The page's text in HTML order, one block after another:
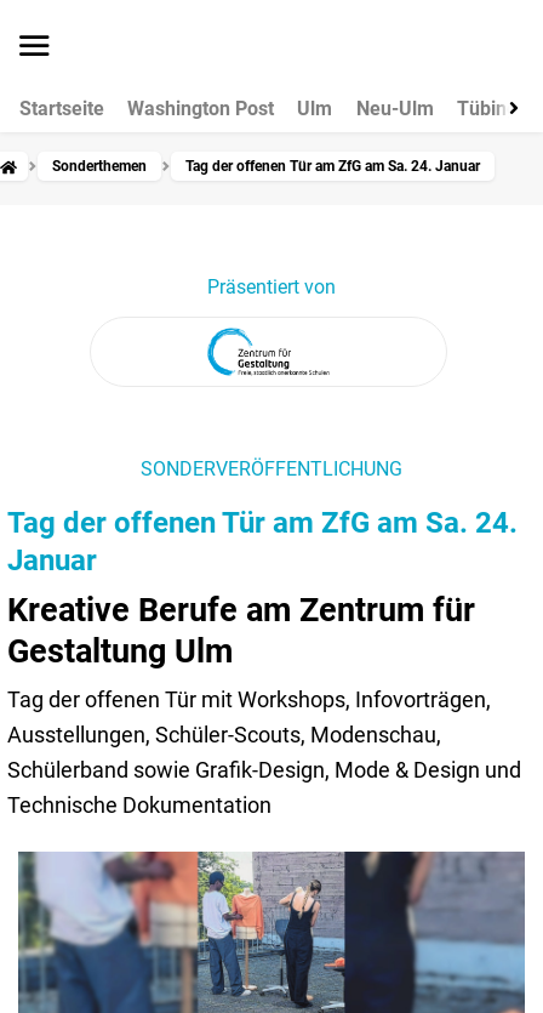
Startseite Washington Post Ulm Neu-Ulm Tübingen
Sonderthemen Tag der offenen Tür am ZfG am Sa. 24. Januar
Präsentiert von
SONDERVERÖFFENTLICHUNG
Tag der offenen Tür am ZfG am Sa. 24.
Januar
Kreative Berufe am Zentrum für
Gestaltung Ulm
Tag der offenen Tür mit Workshops, Infovorträgen,
Ausstellungen, Schüler-Scouts, Modenschau,
Schülerband sowie Grafik-Design, Mode & Design und
Technische Dokumentation